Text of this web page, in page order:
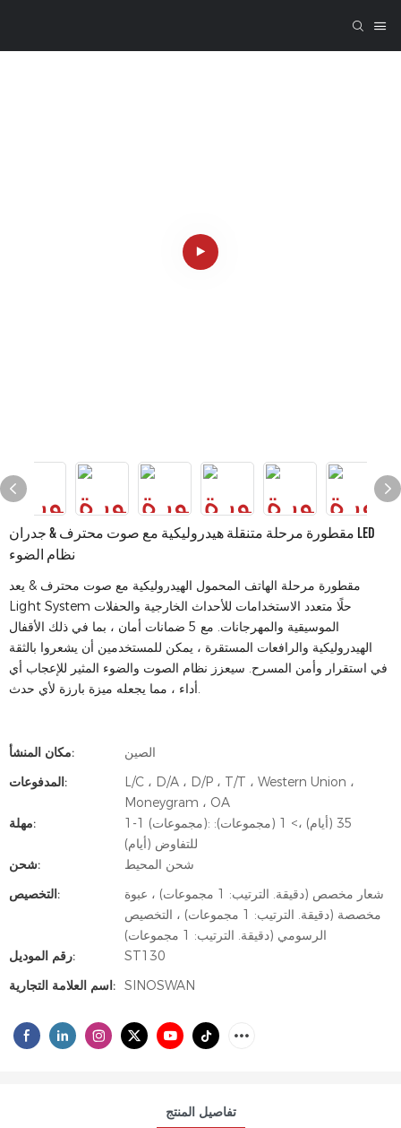
مقطورة مرحلة متنقلة هيدروليكية مع صوت محترف & جدران LED
نظام الضوء
مقطورة مرحلة الهاتف المحمول الهيدروليكية مع صوت محترف & يعد
Light System حلًا متعدد الاستخدامات للأحداث الخارجية والحفلات
الموسيقية والمهرجانات. مع 5 ضمانات أمان ، بما في ذلك الأقفال
الهيدروليكية والرافعات المستقرة ، يمكن للمستخدمين أن يشعروا بالثقة
في استقرار وأمن المسرح. سيعزز نظام الصوت والضوء المثير للإعجاب أي
أداء ، مما يجعله ميزة بارزة لأي حدث.
مكان المنشأ:
الصين
المدفوعات:
L/C ، D/A ، D/P ، T/T ، Western Union ،
Moneygram ، OA
مهلة:
1-1 (مجموعات): 35 (أيام) ،> 1 (مجموعات):
للتفاوض (أيام)
شحن:
شحن المحيط
التخصيص:
شعار مخصص (دقيقة. الترتيب: 1 مجموعات) ، عبوة
مخصصة (دقيقة. الترتيب: 1 مجموعات) ، التخصيص
الرسومي (دقيقة. الترتيب: 1 مجموعات)
رقم الموديل:
ST130
اسم العلامة التجارية: SINOSWAN
تفاصيل المنتج